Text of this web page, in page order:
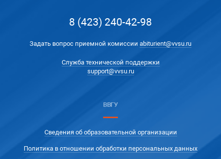
8 (423) 240-42-98
Задать вопрос приемной комиссии abiturient@vvsu.ru
Служба технической поддержки
support@vvsu.ru
ВВГУ
Сведения об образовательной организации
Политика в отношении обработки персональных данных